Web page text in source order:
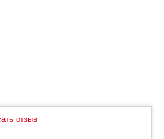
отзыв